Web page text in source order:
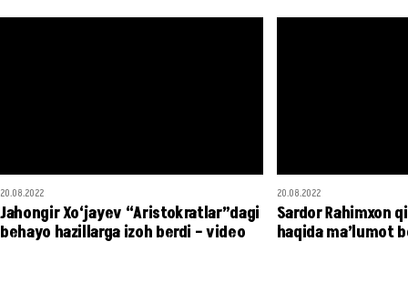
20.08.2022
Jahongir Xo‘jayev “Aristokratlar”dagi
behayo hazillarga izoh berdi – video
20.08.2022
Sardor Rahimxon
haqida ma’lumot